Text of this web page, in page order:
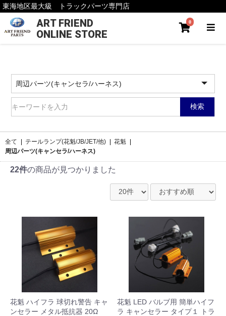
東海地区最大級 トラックパーツ専門店
ART FRIEND
ONLINE STORE
0
検索
全て テールランプ(花魁/JB/JET/他) 花魁
周辺パーツ(キャンセラ/ハーネス)
22件の商品が見つかりました
花魁 ハイフラ 球切れ警告 キャ
ンセラー メタル抵抗器 20Ω
花魁 LED バルブ用 簡単ハイフ
ラ キャンセラー タイプ１ トラ